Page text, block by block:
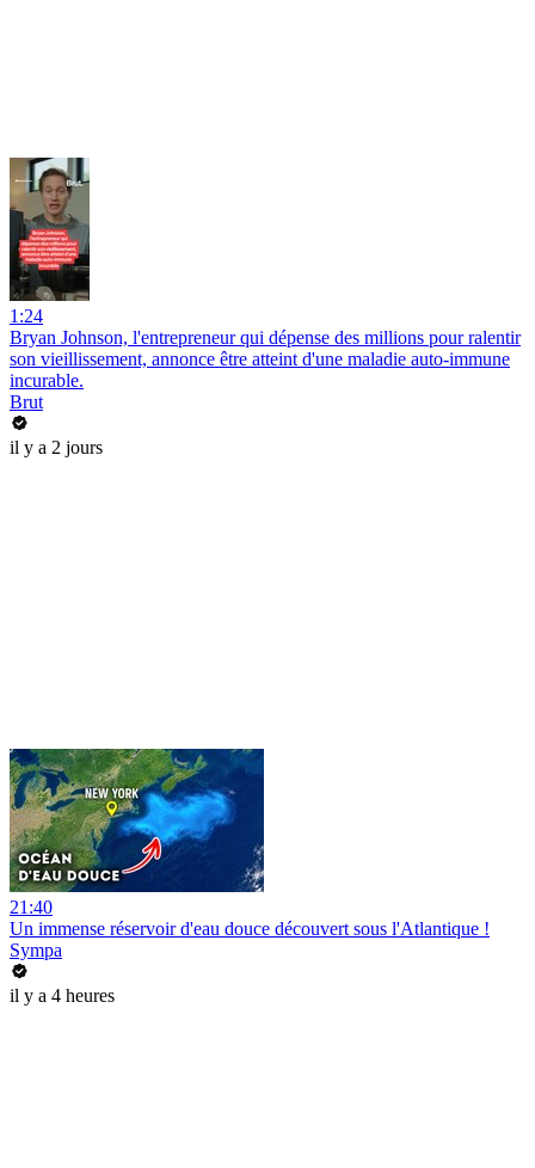
1:24
Bryan Johnson, l'entrepreneur qui dépense des millions pour ralentir
son vieillissement, annonce être atteint d'une maladie auto-immune
incurable.
Brut
il y a 2 jours
21:40
Un immense réservoir d'eau douce découvert sous l'Atlantique !
Sympa
il y a 4 heures